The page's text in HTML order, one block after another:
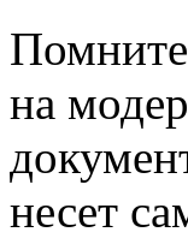
на
несет